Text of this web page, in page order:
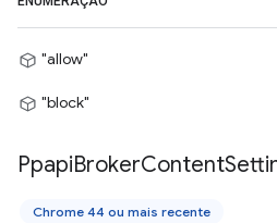
"allow"
"block"
PpapiBrokerContent
Chrome 44 ou mais recente